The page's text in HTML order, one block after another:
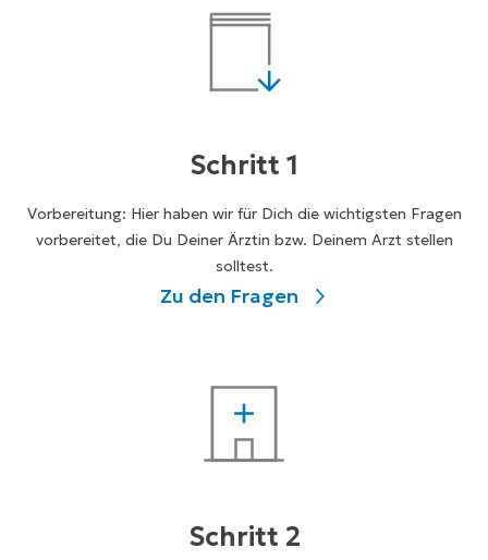
Schritt 1
Vorbereitung: Hier haben wir für Dich die wichtigsten Fragen
vorbereitet, die Du Deiner Ärztin bzw. Deinem Arzt stellen
solltest.
Zu den Fragen
Schritt 2